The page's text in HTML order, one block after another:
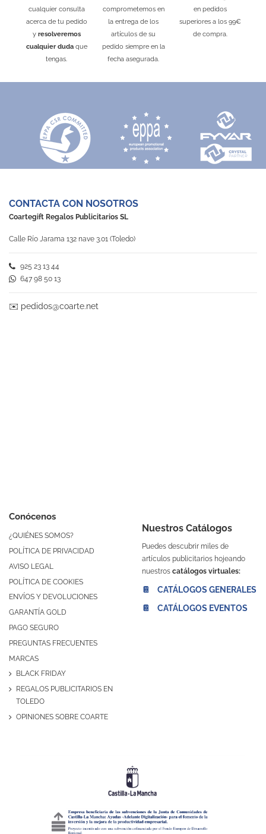
cualquier consulta
acerca de tu pedido
y resolveremos
cualquier dudaque
tengas.
comprometemos en
la entrega de los
artículos de su
pedido siempre en la
fecha asegurada.
en pedidos
superiores a los 99€
de compra.
Conócenos
¿QUIÉNES SOMOS?
POLÍTICA DE PRIVACIDAD
AVISO LEGAL
POLÍTICA DE COOKIES
ENVÍOS Y DEVOLUCIONES
GARANTÍA GOLD
PAGO SEGURO
PREGUNTAS FRECUENTES
MARCAS
BLACK FRIDAY
REGALOS PUBLICITARIOS EN
TOLEDO
OPINIONES SOBRE COARTE
Nuestros Catálogos
Puedes descubrir miles de
artículos publicitarios hojeando
nuestros catálogos virtuales:
📔 CATÁLOGOS GENERALES
📔 CATÁLOGOS EVENTOS
CONTACTA CON NOSOTROS
Coartegift Regalos Publicitarios SL
Calle Río Jarama 132 nave 3.01 (Toledo)
925 23 13 44
647 98 50 13
✉️ pedidos@coarte.net